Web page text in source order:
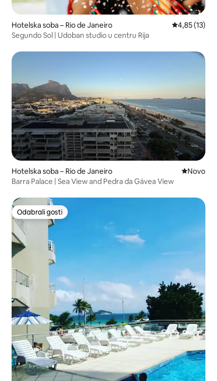
Hotelska soba – Rio de Janeiro Prosječna
4,85 (13)
Segundo Sol | Udoban studio u centru Rija
Hotelska soba – Rio de Janeiro Novi
Novo
Barra Palace | Sea View and Pedra da Gávea View
Odabrali gosti
Odabrali gosti